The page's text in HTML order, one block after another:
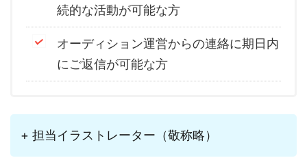
続的な活動が可能な方
オーディション運営からの連絡に期日内
にご返信が可能な方
+ 担当イラストレーター（敬称略）